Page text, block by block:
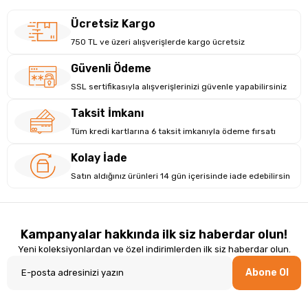
Alarm Süresi
Seçenekleri
30 saniye veya 60 saniye.
80 x 51 x 80 mm.
NPT31 60 Dakika Görsel Geri Sayım Zamanlayıcı, zamanı daha
Kompakt tasarımı ve kullanıcı dostu özellikleri ile günlük
yaşamınızı kolaylaştırır.
Dikkat eksikliği ve hiperaktivite bozukluğu tedavisinde etkili
bir destekleyicidir. Görselliği arttırılmış Sessiz çalışan Zaman
Yönetim ve Öğrenci Motivasyon Saati ile LGS,, KPSS gibi
gençlerin vazgeçilmez aracı haline gelmiştir. Bu cihazlardaki
birçok uygulama ve oyunda yer alan ve sürekli olarak beyni
uyaran etkenler nedeniyle çocukların ve gençlerin çoğunda
dikkat dağınıklığı ve konsantrasyon bozukluğu oluşmaktadır.
Bu dikkat dağınıklığı ve konsantrasyon bozukluğu öğrencilerin
Ücretsiz Kargo
750 TL ve üzeri alışverişlerde kargo ücretsiz
Güvenli Ödeme
SSL sertifikasıyla alışverişlerinizi güvenle yapabilirsiniz
Taksit İmkanı
Tüm kredi kartlarına 6 taksit imkanıyla ödeme fırsatı
Kolay İade
Satın aldığınız ürünleri 14 gün içerisinde iade edebilirsin
Kampanyalar hakkında ilk siz haberdar olun!
Yeni koleksiyonlardan ve özel indirimlerden ilk siz haberdar olun.
Abone Ol